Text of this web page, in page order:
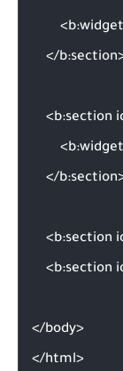
</
</
</body>
</html>